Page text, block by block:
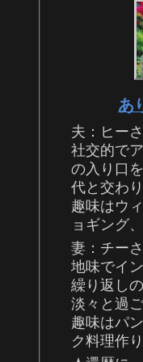
あ
夫：ヒー
社交的で
の入り口
代と交わ
趣味はウ
ョギング
妻：チー
地味でイ
繰り返し
淡々と過
趣味はパ
ク料理作り